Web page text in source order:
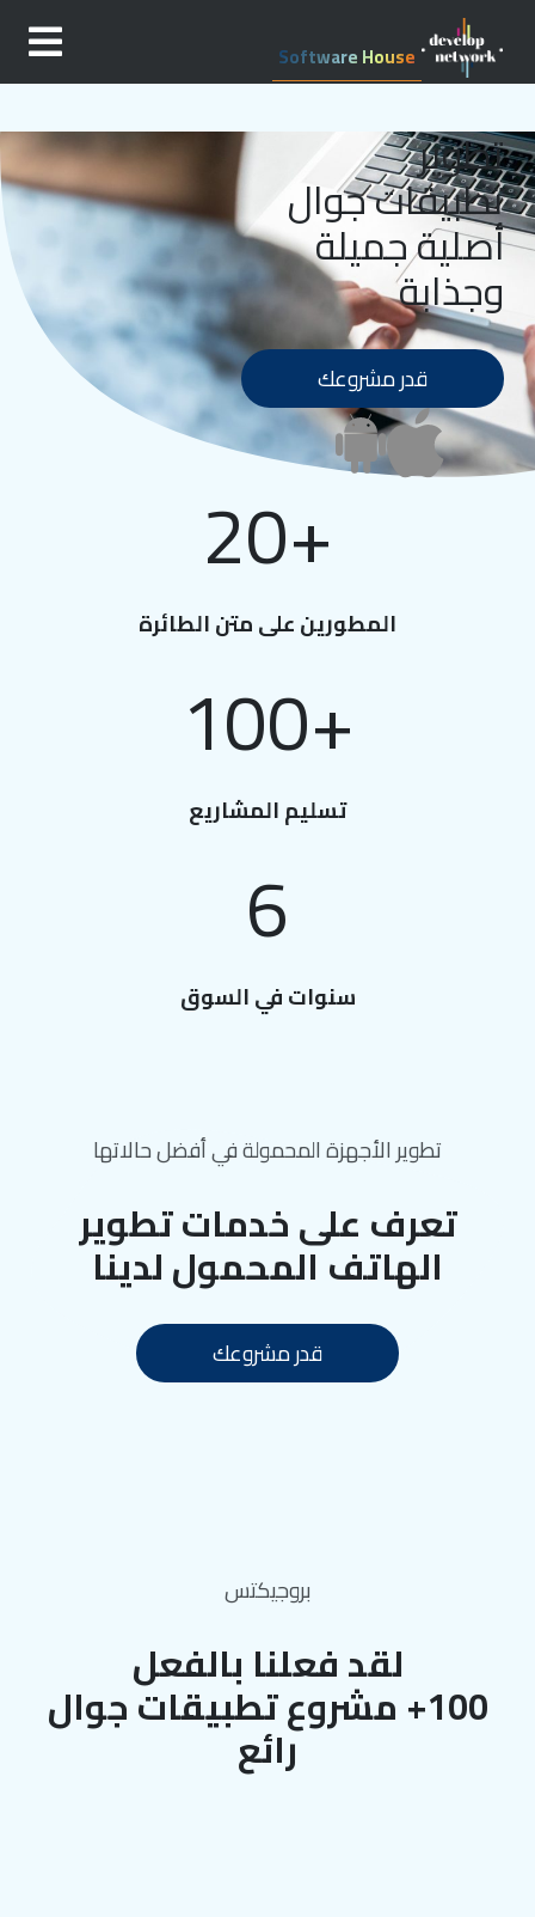
Software House
تطوير
تطبيقات جوال
أصلية جميلة
وجذابة
قدر مشروعك
+20
المطورين على متن الطائرة
+100
تسليم المشاريع
6
سنوات في السوق
تطوير الأجهزة المحمولة في أفضل حالاتها
تعرف على خدمات تطوير
الهاتف المحمول لدينا
قدر مشروعك
بروجيكتس
لقد فعلنا بالفعل
100+ مشروع تطبيقات جوال
رائع